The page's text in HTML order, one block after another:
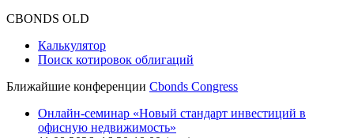
CBONDS OLD
Калькулятор
Поиск котировок облигаций
Ближайшие конференции Cbonds Congress
Онлайн-семинар «Новый стандарт инвестиций в
офисную недвижимость»